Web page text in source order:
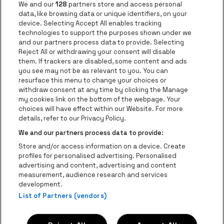
Go to website of Europcar
Go to website
Go to website of Coca-Cola
Go to website of Red Bull
Go to
Go to website of Champagne Pommery
Go to website of The
Go to website of The Lillet logo
Go to website
AFAS Dome is part ofbe•at
AFAS Dome
Schijnpoortweg 119, 2170 Antwerp
Be-At Venues
Schijnpoortweg 119, 2170 Antwerp
BTW (BE) 0461.051.688 - RPR Antwerpen
BNP Paribas Fortis - IBAN: BE93 2200 4925 0067 - BIC:
GEBABEBB
We and our128 partners store and access personal
data, like browsing data or unique identifiers, on your
device. Selecting Accept All enables tracking
technologies to support the purposes shown under we
and our partners process data to provide. Selecting
Reject All or withdrawing your consent will disable
them. If trackers are disabled, some content and ads
you see may not be as relevant to you. You can
resurface this menu to change your choices or
withdraw consent at any time by clicking the Manage
my cookies link on the bottom of the webpage. Your
choices will have effect within our Website. For more
details, refer to our Privacy Policy.
We and our partners process data to provide:
Store and/or access information on a device. Create
profiles for personalised advertising. Personalised
advertising and content, advertising and content
measurement, audience research and services
development.
List of Partners (vendors)